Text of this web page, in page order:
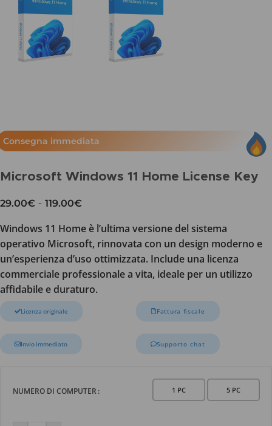
Consegna immediata​
Microsoft Windows 11 Home License Key
29.00€ - 119.00€
Windows 11 Home è l’ultima versione del sistema
operativo Microsoft, rinnovata con un design moderno e
un’esperienza d’uso ottimizzata. Include una licenza
commerciale professionale a vita, ideale per un utilizzo
affidabile e duraturo.
Licenza originale Fattura fiscale
Invio immediato Supporto chat
NUMERO DI COMPUTER 1 PC 5 PC